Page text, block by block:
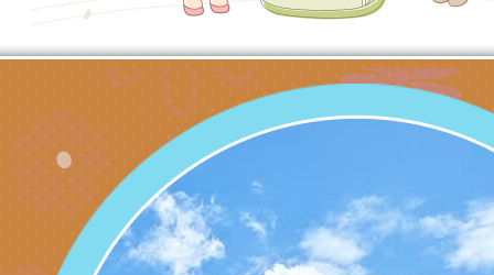
員專業輔導及效能精
北、中、南共3場次
訓練
礙聯盟辦理「2026
少意見交流大會」簡
台灣遊戲治療學會將
月至8月舉辦「空間
多元文化遊戲室之規
造」、「阿德勒心理
學諮商輔導的應用」
檢送行政院新聞傳
月份公共服務政策溝
訊
桃園市龜山區大坑國
理114學年度整合性
育講座「爸媽不暴走
台灣遊戲治療學會
日舉辦「空間的療癒
檢送衛生福利部「政